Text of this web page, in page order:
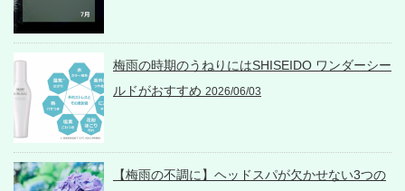
梅雨の時期のうねりにはSHISEIDO ワンダーシー
ルドがおすすめ 2026/06/03
【梅雨の不調に】ヘッドスパが欠かせない3つの